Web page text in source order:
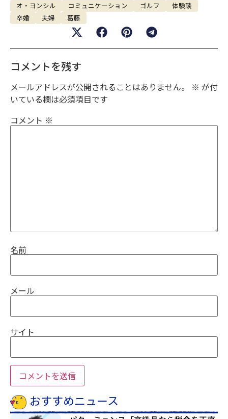
オ・ヨンシル コミュニケーション ゴルフ
体験談
卒婚
夫婦 葛藤
コメントを残す
メールアドレスが公開されることはありません。 ※ が付
いている欄は必須項目です
コメント ※
名前
メール
サイト
おすすめニュース